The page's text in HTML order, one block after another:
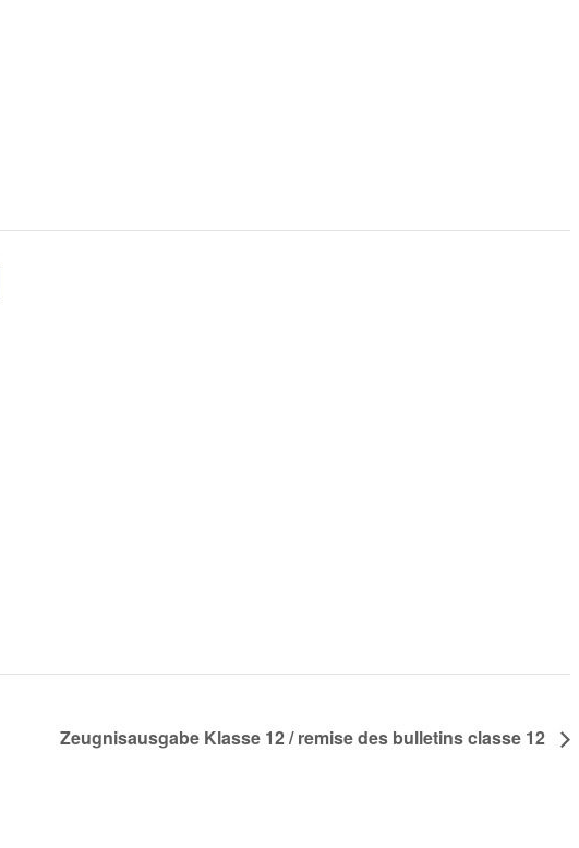
Zeugnisausgabe Klasse 12 / remise des bulletins classe 12